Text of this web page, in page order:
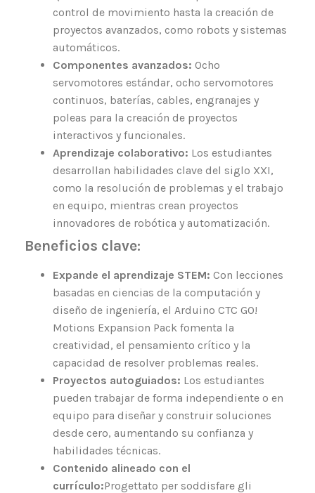
control de movimiento hasta la creación de
proyectos avanzados, como robots y sistemas
automáticos.
Componentes avanzados: Ocho
servomotores estándar, ocho servomotores
continuos, baterías, cables, engranajes y
poleas para la creación de proyectos
interactivos y funcionales.
Aprendizaje colaborativo: Los estudiantes
desarrollan habilidades clave del siglo XXI,
como la resolución de problemas y el trabajo
en equipo, mientras crean proyectos
innovadores de robótica y automatización.
Beneficios clave:
Expande el aprendizaje STEM: Con lecciones
basadas en ciencias de la computación y
diseño de ingeniería, el Arduino CTC GO!
Motions Expansion Pack fomenta la
creatividad, el pensamiento crítico y la
capacidad de resolver problemas reales.
Proyectos autoguiados: Los estudiantes
pueden trabajar de forma independiente o en
equipo para diseñar y construir soluciones
desde cero, aumentando su confianza y
habilidades técnicas.
Contenido alineado con el
currículo:Progettato per soddisfare gli